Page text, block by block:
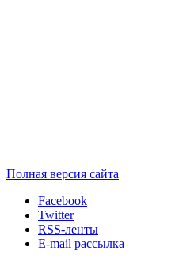
Полная версия сайта
Facebook
Twitter
RSS-ленты
E-mail рассылка